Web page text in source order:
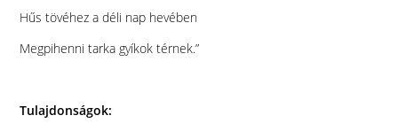
Hűs tövéhez a déli nap hevében
Megpihenni tarka gyíkok térnek.”
Tulajdonságok: